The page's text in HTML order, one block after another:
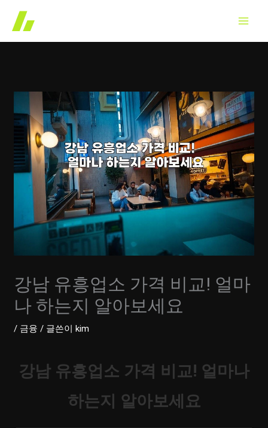
츠
강남 유흥업소 가격 비교! 얼마
나 하는지 알아보세요
/ 금융 / 글쓴이kim
강남 유흥업소 가격 비교! 얼마나
하는지 알아보세요